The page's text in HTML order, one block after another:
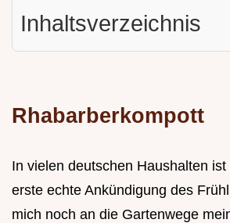
Inhaltsverzeichnis
Rhabarberkompott
In vielen deutschen Haushalten
erste echte Ankündigung des
mich noch an die Gartenwege